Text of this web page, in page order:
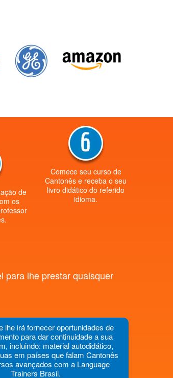
de
os
Comece seu curso de
Cantonês e receba o seu
livro didático do referido
idioma.
para lhe prestar quaisquer
lhe irá fornecer oportunidades de
para dar continuidade a sua
incluindo: material autodidático,
em países que falam Cantonês
avançados com a Language
Trainers Brasil.